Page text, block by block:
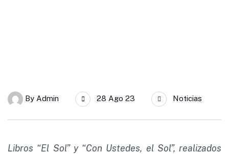
By Admin 28 Ago 23 Noticias
Libros “El Sol” y “Con Ustedes, el Sol”, realizados